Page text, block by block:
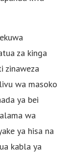
za kinga
zinaweza
wa masoko
ya bei
wa
ya hisa na
kabla ya